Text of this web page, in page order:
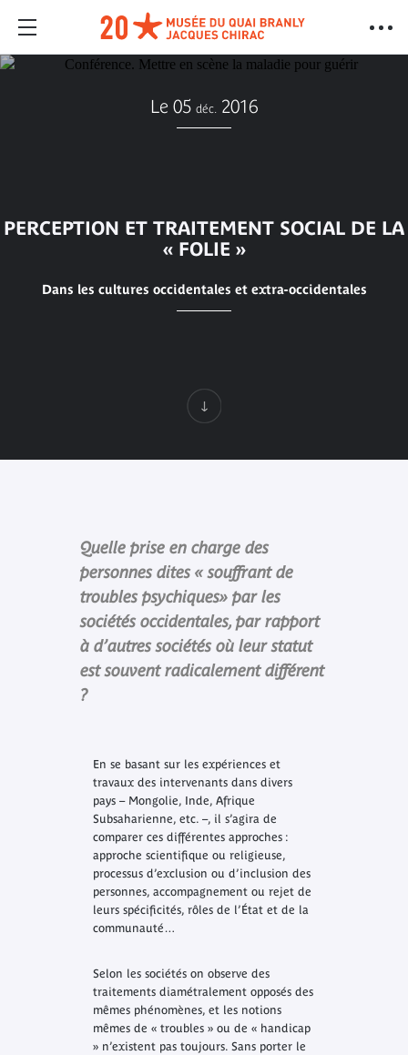
Le 05 déc. 2016
PERCEPTION ET TRAITEMENT SOCIAL DE LA
« FOLIE »
Dans les cultures occidentales et extra-occidentales
Quelle prise en charge des
personnes dites « souffrant de
troubles psychiques» par les
sociétés occidentales, par rapport
à d’autres sociétés où leur statut
est souvent radicalement différent
?
En se basant sur les expériences et
travaux des intervenants dans divers
pays – Mongolie, Inde, Afrique
Subsaharienne, etc. –, il s’agira de
comparer ces différentes approches :
approche scientifique ou religieuse,
processus d’exclusion ou d’inclusion des
personnes, accompagnement ou rejet de
leurs spécificités, rôles de l’État et de la
communauté…
Selon les sociétés on observe des
traitements diamétralement opposés des
mêmes phénomènes, et les notions
mêmes de « troubles » ou de « handicap
» n’existent pas toujours. Sans porter le